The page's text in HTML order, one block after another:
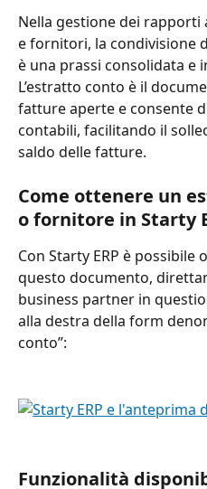
Nella gestione dei
e fornitori, la condivisione
è una prassi consolidata e
L’estratto conto è il
fatture aperte e consente
contabili, facilitando il
saldo delle fatture.
Come ottenere un
o fornitore in Starty
Con Starty ERP è
questo documento,
business partner in
alla destra della form
conto”:
Funzionalità